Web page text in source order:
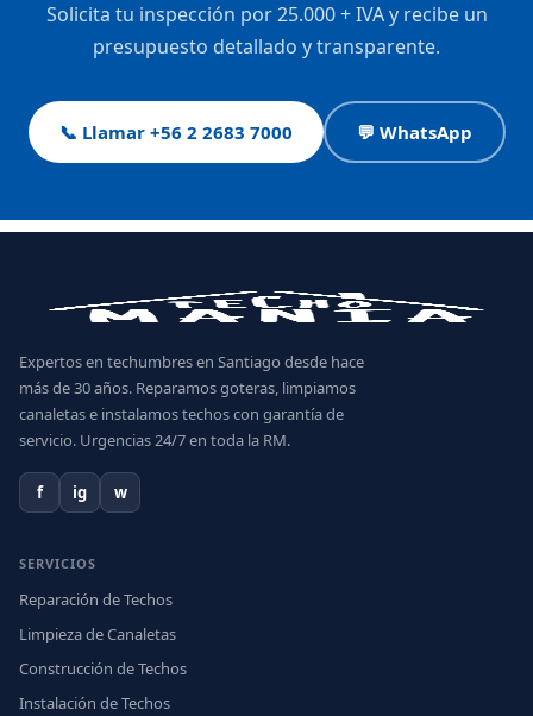
Solicita tu inspección por 25.000 + IVA y recibe un
presupuesto detallado y transparente.
📞 Llamar +56 2 2683 7000 💬 WhatsApp
Expertos en techumbres en Santiago desde hace
más de 30 años. Reparamos goteras, limpiamos
canaletas e instalamos techos con garantía de
servicio. Urgencias 24/7 en toda la RM.
f ig w
SERVICIOS
Reparación de Techos
Limpieza de Canaletas
Construcción de Techos
Instalación de Techos